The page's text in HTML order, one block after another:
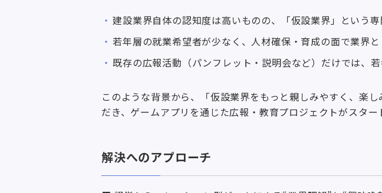
建設業界自体の認知度は高いものの、「仮設業界」という
若年層の就業希望者が少なく、人材確保・育成の面で業界
既存の広報活動（パンフレット・説明会など）だけでは、
このような背景から、「仮設業界をもっと親しみやすく、楽
だき、ゲームアプリを通じた広報・教育プロジェクトがスター
解決へのアプローチ